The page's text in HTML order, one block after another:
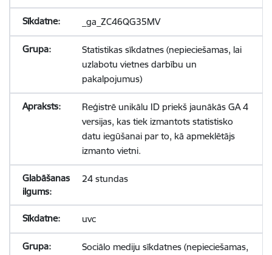
_ga_ZC46QG35MV
Statistikas sīkdatnes (nepieciešamas, lai
uzlabotu vietnes darbību un
pakalpojumus)
Reģistrē unikālu ID priekš jaunākās GA 4
versijas, kas tiek izmantots statistisko
datu iegūšanai par to, kā apmeklētājs
izmanto vietni.
24 stundas
uvc
Sociālo mediju sīkdatnes (nepieciešamas,